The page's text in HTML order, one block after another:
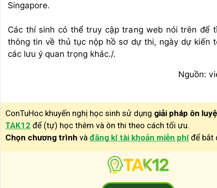
Singapore.
Các thí sinh có thể truy cập trang web nói trên để
thông tin về thủ tục nộp hồ sơ dự thi, ngày dự kiến
các lưu ý quan trọng khác./.
Nguồn:
ConTuHoc khuyến nghị học sinh sử dụng giải pháp ôn
TAK12 để (tự) học thêm và ôn thi theo cách tối ưu.
Chọn chương trình và đăng kí tài khoản miễn phí để bắt